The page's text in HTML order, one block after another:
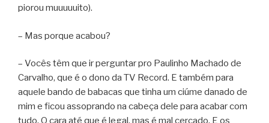
piorou muuuuuito).
– Mas porque acabou?
– Vocês têm que ir perguntar pro Paulinho Machado de
Carvalho, que é o dono da TV Record. E também para
aquele bando de babacas que tinha um ciúme danado de
mim e ficou assoprando na cabeça dele para acabar com
tudo. O cara até que é legal, mas é mal cercado. E os